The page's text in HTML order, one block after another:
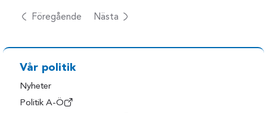
Föregående Nästa
Vår politik
Nyheter
Politik A-Ö